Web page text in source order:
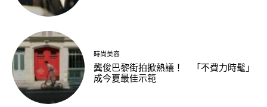
時尚美容
龔俊巴黎街拍掀熱議！ 「不費力時髦」
成今夏最佳示範